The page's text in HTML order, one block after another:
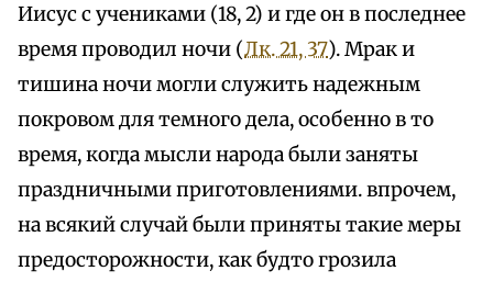
Иисус с учениками (18, 2) и где он в последнее
время проводил ночи (Лк. 21, 37). Мрак и
тишина ночи могли служить надежным
покровом для темного дела, особенно в то
время, когда мысли народа были заняты
праздничными приготовлениями. впрочем,
на всякий случай были приняты такие меры
предосторожности, как будто грозила